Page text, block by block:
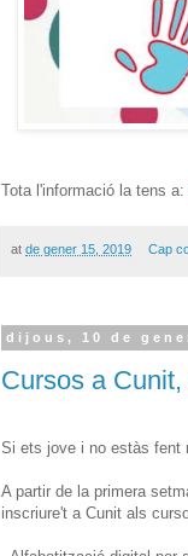
Tota l'informació la tens a:
at de gener 15, 2019 Cap
dijous, 10 de
Cursos a
Si ets jove i no estàs fent
A partir de la primera
inscriure't a Cunit als